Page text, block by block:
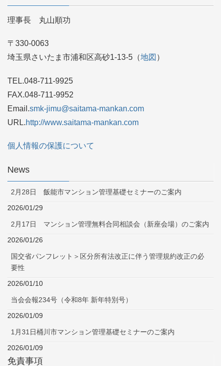
理事長 丸山順功
〒330-0063
埼玉県さいたま市浦和区高砂1-13-5（地図 ）
TEL.048-711-9925
FAX.048-711-9952
Email.smk-jimu@saitama-mankan.com
URL.http://www.saitama-mankan.com
個人情報の保護について
News
2月28日 飯能市マンション管理基礎セミナーのご案内
2026/01/29
2月17日 マンション管理無料合同相談会（新座会場）のご案内
2026/01/26
国交省パンフレット＞区分所有法改正に伴う管理規約改正の必
要性
2026/01/10
当会会報234号（令和8年 新年特別号）
2026/01/09
1月31日桶川市マンション管理基礎セミナーのご案内
2026/01/09
免責事項